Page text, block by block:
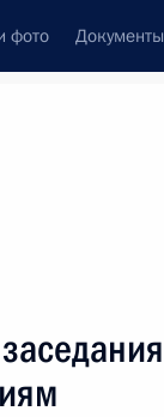
фото Документы